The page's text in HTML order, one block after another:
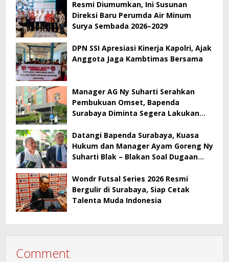
Resmi Diumumkan, Ini Susunan
Direksi Baru Perumda Air Minum
Surya Sembada 2026–2029
DPN SSI Apresiasi Kinerja Kapolri, Ajak
Anggota Jaga Kambtimas Bersama
Manager AG Ny Suharti Serahkan
Pembukuan Omset, Bapenda
Surabaya Diminta Segera Lakukan
Datangi Bapenda Surabaya, Kuasa
Hukum dan Manager Ayam Goreng Ny
Suharti Blak – Blakan Soal Dugaan
Wondr Futsal Series 2026 Resmi
Bergulir di Surabaya, Siap Cetak
Talenta Muda Indonesia
Comment